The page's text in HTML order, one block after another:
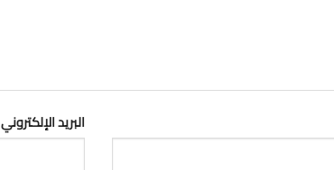
البريد الإلكتروني